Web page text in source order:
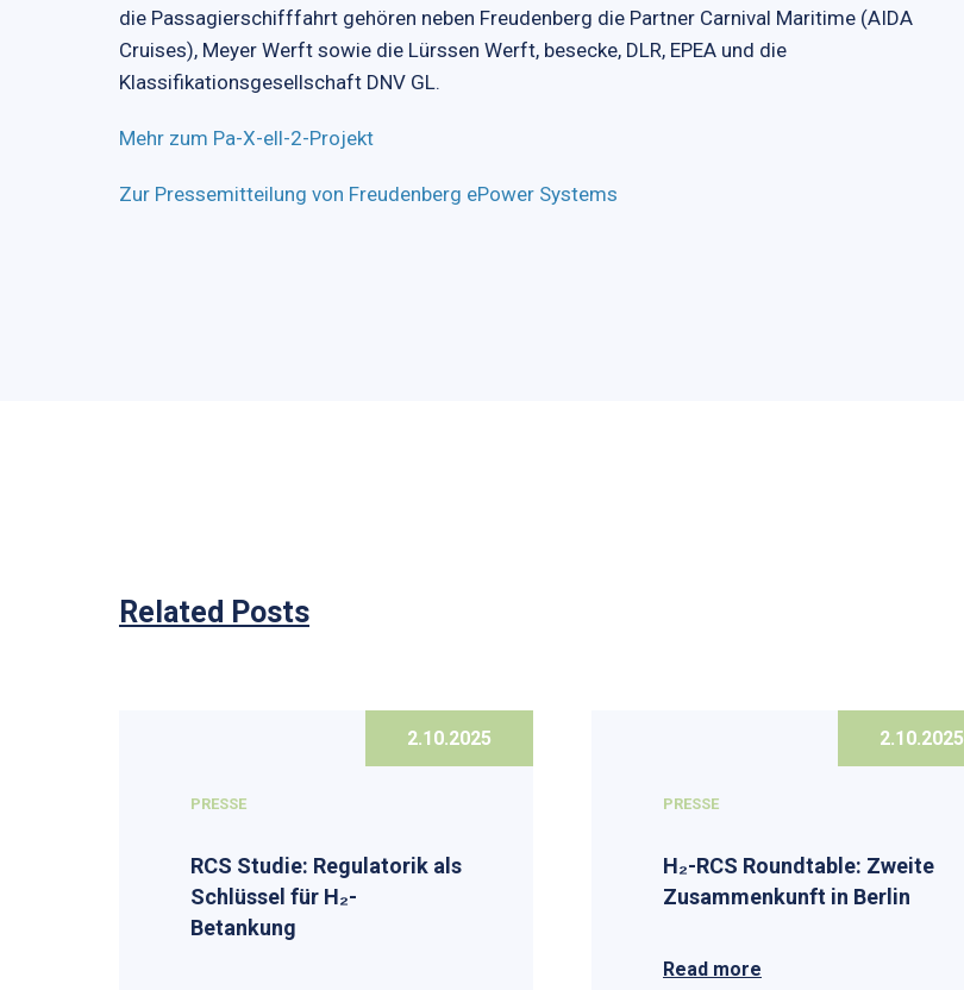
die Passagierschifffahrt gehören neben Freudenberg die Partner Carnival Maritime (AIDA
Cruises), Meyer Werft sowie die Lürssen Werft, besecke, DLR, EPEA und die
Klassifikationsgesellschaft DNV GL.
Mehr zum Pa-X-ell-2-Projekt
Zur Pressemitteilung von Freudenberg ePower Systems
Related Posts
2.10.2025
PRESSE
RCS Studie: Regulatorik als
Schlüssel für H₂-
Betankung
2.10.2025
PRESSE
H₂-RCS Roundtable: Zweite
Zusammenkunft in Berlin
Read more